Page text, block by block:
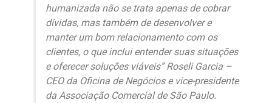
humanizada não se trata apenas de cobrar
dívidas, mas também de desenvolver e
manter um bom relacionamento com os
clientes, o que inclui entender suas situações
e oferecer soluções viáveis” Roseli Garcia –
CEO da Oficina de Negócios e vice-presidente
da Associação Comercial de São Paulo.